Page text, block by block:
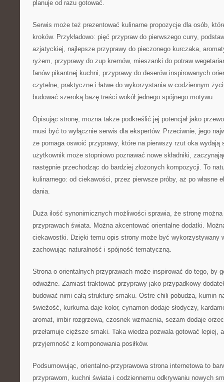
planuje od razu gotować.
Serwis może też prezentować kulinarne propozycje dla osób,
kroków. Przykładowo: pięć przypraw do pierwszego curry,
azjatyckiej, najlepsze przyprawy do pieczonego kurczaka,
ryżem, przyprawy do zup kremów, mieszanki do potraw
fanów pikantnej kuchni, przyprawy do deserów inspirowanych
czytelne, praktyczne i łatwe do wykorzystania w codziennym
budować szeroką bazę treści wokół jednego spójnego motywu.
Opisując stronę, można także podkreślić jej potencjał jako
musi być to wyłącznie serwis dla ekspertów. Przeciwnie, jego
że pomaga oswoić przyprawy, które na pierwszy rzut oka
użytkownik może stopniowo poznawać nowe składniki,
następnie przechodząc do bardziej złożonych kompozycji. To
kulinarnego: od ciekawości, przez pierwsze próby, aż po własne
dania.
Duża ilość synonimicznych możliwości sprawia, że stronę
przyprawach świata. Można akcentować orientalne dodatki.
ciekawostki. Dzięki temu opis strony może być wykorzystywany
zachowując naturalność i spójność tematyczną.
Strona o orientalnych przyprawach może inspirować do tego, by
odważne. Zamiast traktować przyprawy jako przypadkowy
budować nimi całą strukturę smaku. Ostre chili pobudza, kumin
świeżość, kurkuma daje kolor, cynamon dodaje słodyczy,
aromat, imbir rozgrzewa, czosnek wzmacnia, sezam dodaje
przełamuje cięższe smaki. Taka wiedza pozwala gotować lepiej,
przyjemność z komponowania posiłków.
Podsumowując, orientalno-przyprawowa strona internetowa to
przyprawom, kuchni świata i codziennemu odkrywaniu nowych